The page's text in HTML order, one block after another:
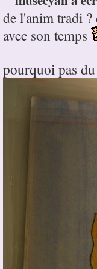
de l'anim tradi
avec son temps
pourquoi pas